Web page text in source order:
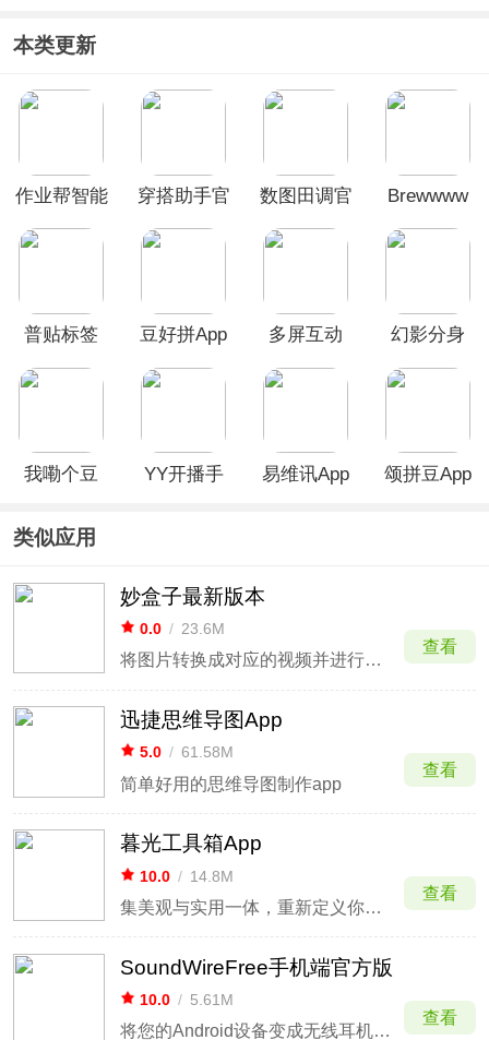
本类更新
作业帮智能
穿搭助手官
数图田调官
Brewwww
普贴标签
豆好拼App
多屏互动
幻影分身
我嘞个豆
YY开播手
易维讯App 颂拼豆App
类似应用
妙盒子最新版本
0.0 / 23.6M
将图片转换成对应的视频并进行跟踪播放
查看
迅捷思维导图App
5.0 / 61.58M
简单好用的思维导图制作app
查看
暮光工具箱App
10.0 / 14.8M
集美观与实用一体，重新定义你的安卓工具箱
查看
SoundWireFree手机端官方版
10.0 / 5.61M
将您的Android设备变成无线耳机/无线扬声器
查看